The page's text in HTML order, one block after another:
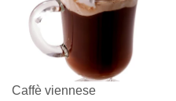
Caffè viennese